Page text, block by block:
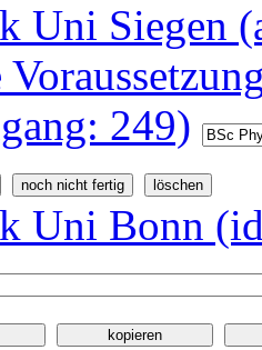
Uni Siegen
249)
Uni Bonn